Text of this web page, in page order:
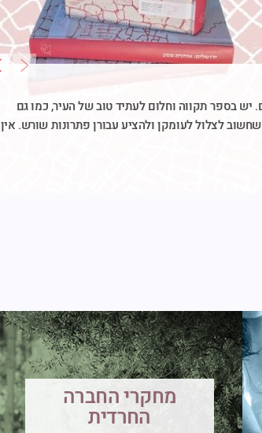
יש בספר תקווה וחלום לעתיד טוב של העיר, כמו גם
לצלול לעומקן ולהציע עבורן פתרונות שורש. אין
מחקרי החברה
החרדית